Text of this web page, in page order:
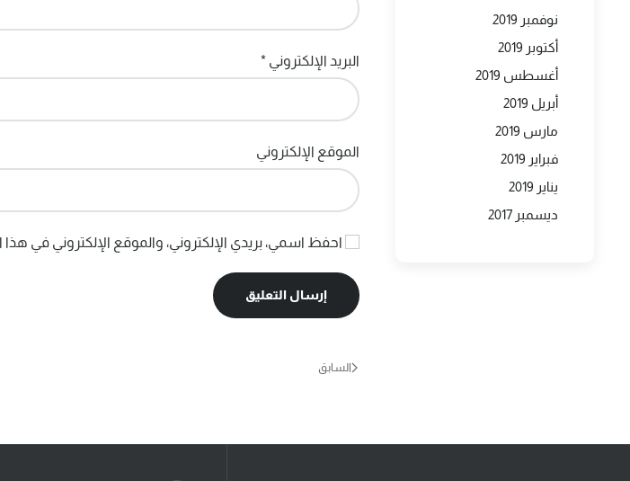
نوفمبر 2019
أكتوبر 2019
أغسطس 2019
أبريل 2019
مارس 2019
فبراير 2019
يناير 2019
ديسمبر 2017
البريد الإلكتروني *
الموقع الإلكتروني
احفظ اسمي، بريدي الإلكتروني، والموقع الإلكتروني في
إرسال التعليق
السابق